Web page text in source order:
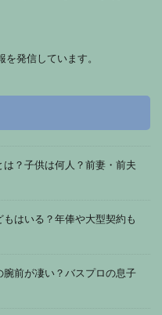
発信しています。
？子供は何人？前妻・前夫
はいる？年俸や大型契約も
前が凄い？バスプロの息子